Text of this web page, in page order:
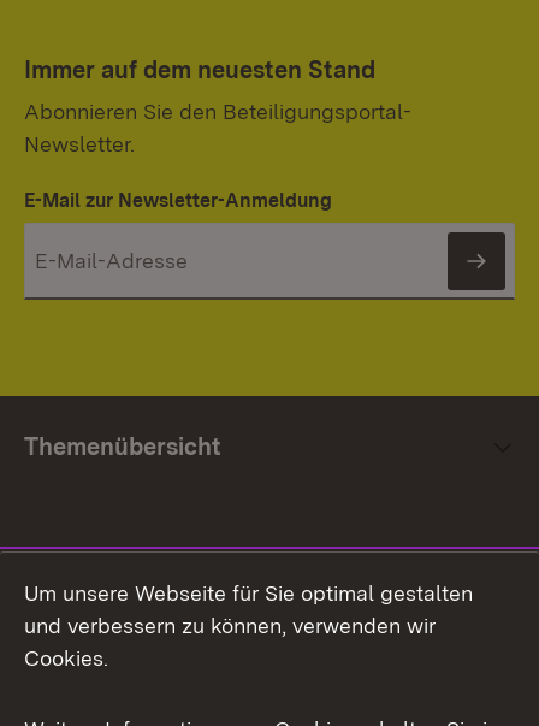
Immer auf dem neuesten Stand
Abonnieren Sie den Beteiligungsportal-
Newsletter.
E-Mail zur Newsletter-Anmeldung
Themenübersicht
Facebook
Um unsere Webseite für Sie optimal gestalten
und verbessern zu können, verwenden wir
Cookies.